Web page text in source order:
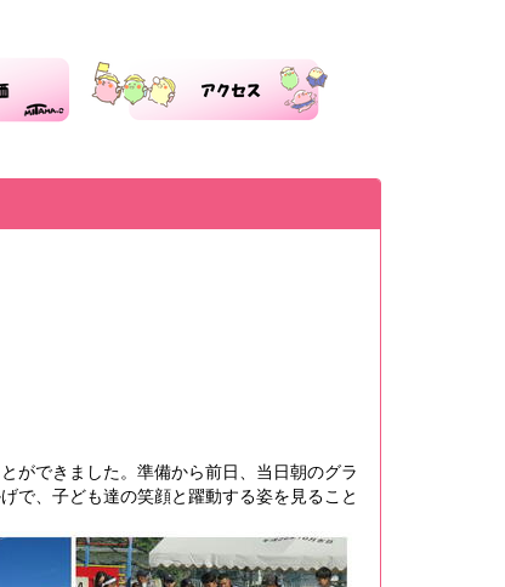
ができました。準備から前日、当日朝のグラ
で、子ども達の笑顔と躍動する姿を見ること